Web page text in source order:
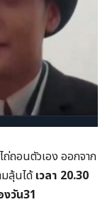
ถอนตัวเอง ออกจาก
มลุ้นได้เวลา 20.30
วัน31